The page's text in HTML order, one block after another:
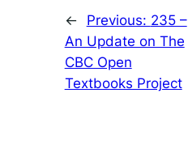
← Previous: 235 –
An Update on The
CBC Open
Textbooks Project